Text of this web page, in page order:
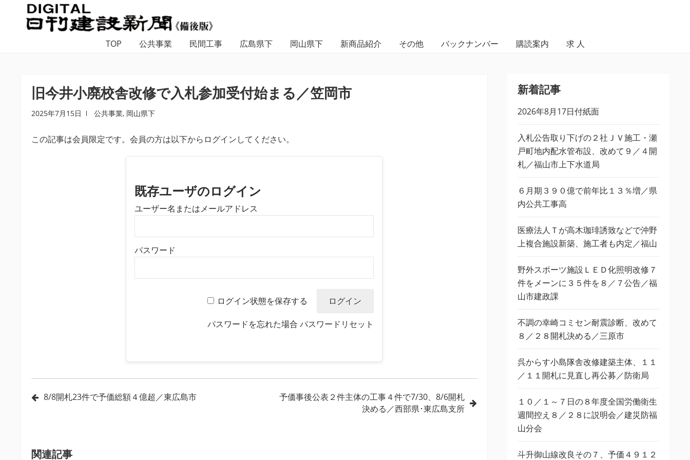
ナ
ビ
ゲ
コ
ン
テ
TOP 公共事業 民間工事 広島県下 岡山県下 新商品紹介 その他 バックナンバー 購読案内 求 人
旧今井小廃校舎改修で入札参加受付始まる／笠岡市
2025年7月15日 公共事業, 岡山県下
この記事は会員限定です。会員の方は以下からログインしてください。
既存ユーザのログイン
ユーザー名またはメールアドレス
パスワード
ログイン状態を保存する
パスワードを忘れた場合パスワードリセット
投 8/8開札23件で予価総額４億超／東広島市
予価事後公表２件主体の工事４件で7/30、8/6開札
決める／西部県･東広島支所
関連記事
新着記事
2026年8月17日付紙面
入札公告取り下げの２社ＪＶ施工・瀬
戸町地内配水管布設、改めて９／４開
札／福山市上下水道局
６月期３９０億で前年比１３％増／県
内公共工事高
医療法人Ｔが高木珈琲誘致などで沖野
上複合施設新築、施工者も内定／福山
野外スポーツ施設ＬＥＤ化照明改修７
件をメーンに３５件を８／７公告／福
山市建政課
不調の幸崎コミセン耐震診断、改めて
８／２８開札決める／三原市
呉からす小島隊舎改修建築主体、１１
／１１開札に見直し再公募／防衛局
１０／１～７日の８年度全国労働衛生
週間控え８／２８に説明会／建災防福
山分会
斗升御山線改良その７、予価４９１２